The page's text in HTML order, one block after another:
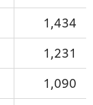
1,434
1,231
1,090